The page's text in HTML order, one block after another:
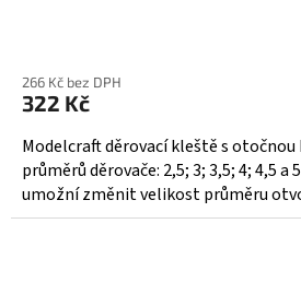
266 Kč bez DPH
322 Kč
Modelcraft děrovací kleště s
průměrů děrovače: 2,5; 3; 3,5; 4; 4,5 a
umožní změnit velikost průměru